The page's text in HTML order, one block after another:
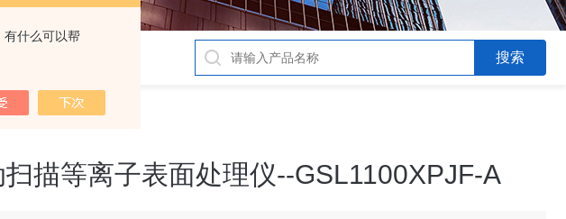
有什么可以帮
描等离子表面处理仪--GSL1100XPJF-A